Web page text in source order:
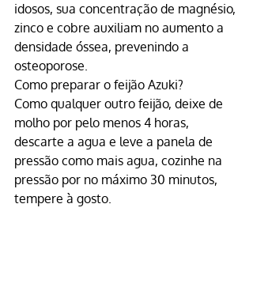
idosos, sua concentração de magnésio,
zinco e cobre auxiliam no aumento a
densidade óssea, prevenindo a
osteoporose.
Como preparar o feijão Azuki?
Como qualquer outro feijão, deixe de
molho por pelo menos 4 horas,
descarte a agua e leve a panela de
pressão como mais agua, cozinhe na
pressão por no máximo 30 minutos,
tempere à gosto.